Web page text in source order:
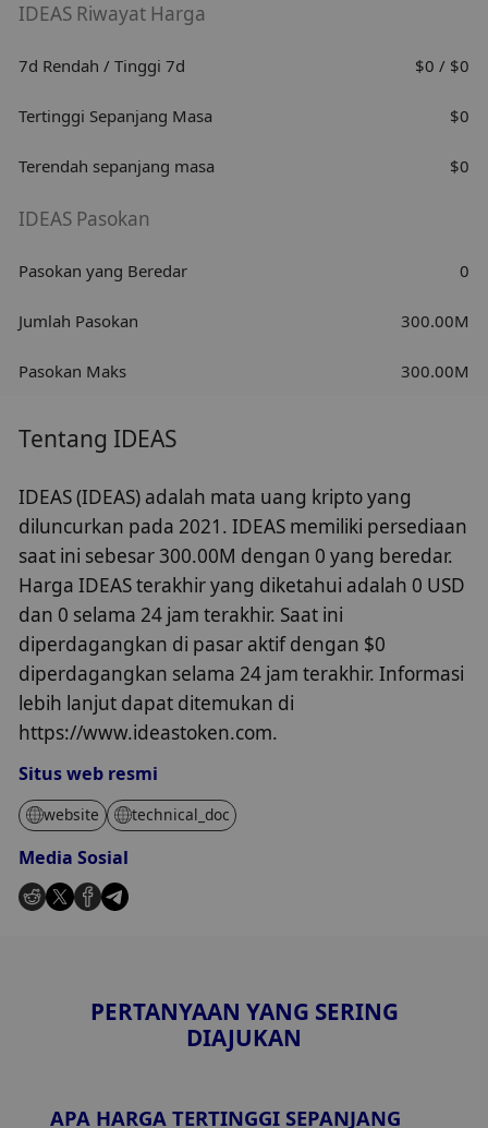
IDEAS Riwayat Harga
7d Rendah / Tinggi 7d $0 / $0
Tertinggi Sepanjang Masa $0
Terendah sepanjang masa $0
IDEAS Pasokan
Pasokan yang Beredar 0
Jumlah Pasokan 300.00M
Pasokan Maks 300.00M
Tentang IDEAS
IDEAS (IDEAS) adalah mata uang kripto yang
diluncurkan pada 2021. IDEAS memiliki persediaan
saat ini sebesar 300.00M dengan 0 yang beredar.
Harga IDEAS terakhir yang diketahui adalah 0 USD
dan 0 selama 24 jam terakhir. Saat ini
diperdagangkan di pasar aktif dengan $0
diperdagangkan selama 24 jam terakhir. Informasi
lebih lanjut dapat ditemukan di
https://www.ideastoken.com.
Situs web resmi
website technical_doc
Media Sosial
PERTANYAAN YANG SERING
DIAJUKAN
APA HARGA TERTINGGI SEPANJANG